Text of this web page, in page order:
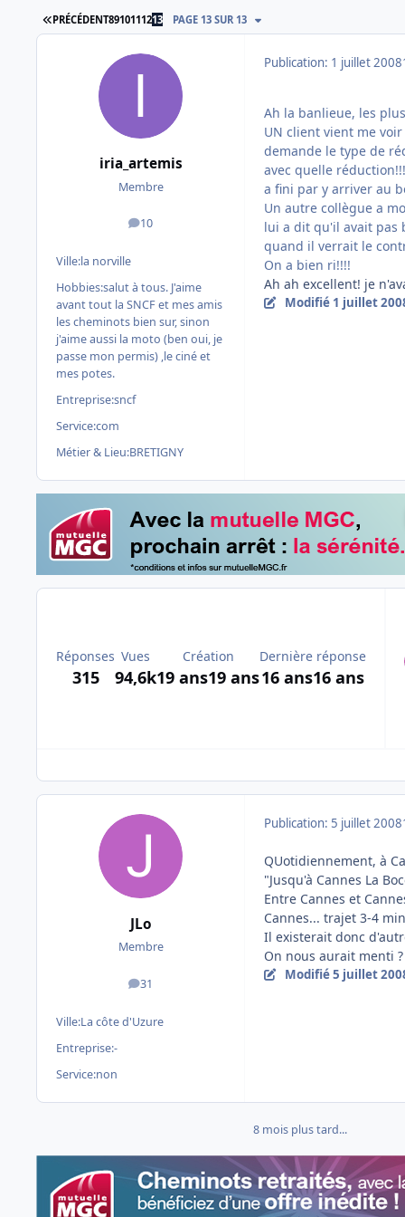
PREMIÈRE PAGE
PRÉCÉDENT8910111213 PAGE 13 SUR 13
iria_artemis
Membre
10
messages
Ville:la norville
Hobbies:salut à tous. J'aime
avant tout la SNCF et mes amis
les cheminots bien sur, sinon
j'aime aussi la moto (ben oui, je
passe mon permis) ,le ciné et
mes potes.
Entreprise:sncf
Service:com
Métier & Lieu:BRETIGNY
Publication: 1 juillet 2008
Ah la banlieue, les
UN client vient me
demande le type de
avec quelle
a fini par y arriver au
Un autre collègue a
lui a dit qu'il avait pas
quand il verrait le
On a bien ri!!!!
Ah ah excellent! je
Modifié 1 juillet
Réponses
315
Vues
94,6k
Création
19 ans19 ans
Dernière réponse
16 ans16 ans
JLo
Membre
31
messages
Ville:La côte d'Uzure
Entreprise:-
Service:non
Publication: 5 juillet 2008
QUotidiennement, à
"Jusqu'à Cannes La
Entre Cannes et
Cannes... trajet 3-4
Il existerait donc
On nous aurait menti ?
Modifié5 juillet
8 mois plus tard...